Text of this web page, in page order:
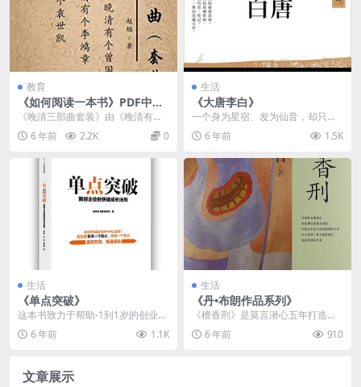
教育
《如何阅读一本书》PDF中文
完整版电子书下载
《晚清三部曲套装》由《晚清有个
曾国藩》、《晚清有个李鸿章》和
《晚清有个袁世凯》组...
6 年前 2.2K 0
生活
《大唐李白》
一个身为星宿、发为仙音，却只剩
下名字的诗人；一个号称盛世，却
以虚荣摧残着诗的时代...
6 年前 1.5K
生活
《单点突破》
这本书致力于帮助-1到1岁的创业者
寻找创业机会，思考商业模式。如
果您是初次创业或...
6 年前 1.1K
生活
《丹•布朗作品系列》
《檀香刑》是莫言潜心五年打造出
来的一部长篇力作，初版于2001
年，被誉为当代汉语...
6 年前 910
文章展示